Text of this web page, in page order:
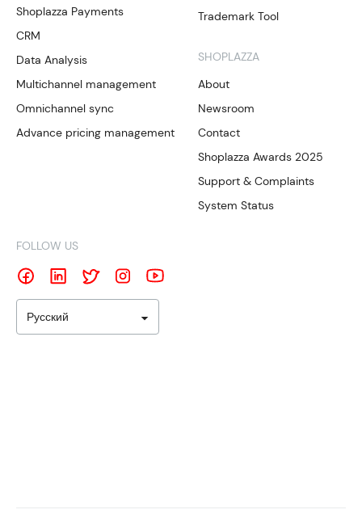
Shoplazza Payments
CRM
Data Analysis
Multichannel management
Omnichannel sync
Advance pricing management
Trademark Tool
SHOPLAZZA
About
Newsroom
Contact
Shoplazza Awards 2025
Support & Complaints
System Status
FOLLOW US
Русский